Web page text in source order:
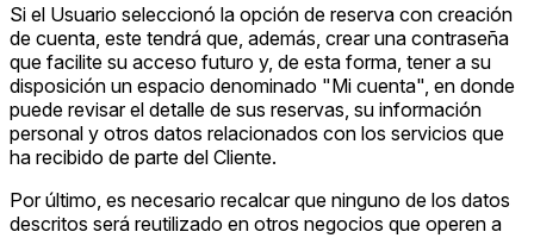
Si el Usuario seleccionó la opción de reserva con creación
de cuenta, este tendrá que, además, crear una contraseña
que facilite su acceso futuro y, de esta forma, tener a su
disposición un espacio denominado "Mi cuenta", en donde
puede revisar el detalle de sus reservas, su información
personal y otros datos relacionados con los servicios que
ha recibido de parte del Cliente.
Por último, es necesario recalcar que ninguno de los datos
descritos será reutilizado en otros negocios que operen a